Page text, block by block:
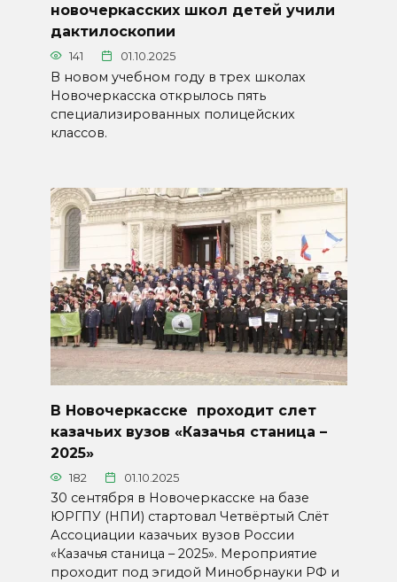
новочеркасских школ детей учили
дактилоскопии
141 01.10.2025
В новом учебном году в трех школах
Новочеркасска открылось пять
специализированных полицейских
классов.
В Новочеркасске проходит слет
казачьих вузов «Казачья станица –
2025»
182 01.10.2025
30 сентября в Новочеркасске на базе
ЮРГПУ (НПИ) стартовал Четвёртый Слёт
Ассоциации казачьих вузов России
«Казачья станица – 2025». Мероприятие
проходит под эгидой Минобрнауки РФ и